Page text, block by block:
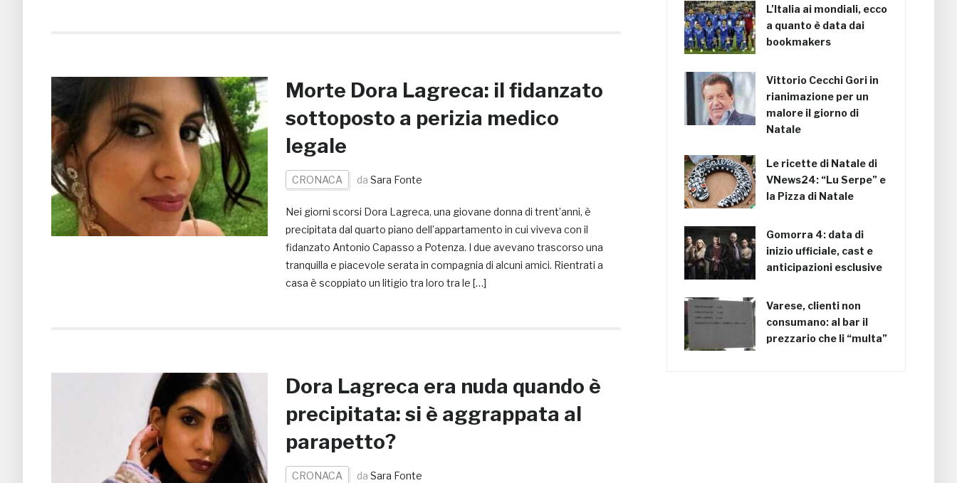
Morte Dora Lagreca: il fidanzato
sottoposto a perizia medico
legale
CRONACA da Sara Fonte
Nei giorni scorsi Dora Lagreca, una giovane donna di trent’anni, è
precipitata dal quarto piano dell’appartamento in cui viveva con il
fidanzato Antonio Capasso a Potenza. I due avevano trascorso una
tranquilla e piacevole serata in compagnia di alcuni amici. Rientrati a
casa è scoppiato un litigio tra loro tra le […]
Dora Lagreca era nuda quando è
precipitata: si è aggrappata al
parapetto?
CRONACA da Sara Fonte
L’Italia ai mondiali, ecco
a quanto è data dai
bookmakers
Vittorio Cecchi Gori in
rianimazione per un
malore il giorno di
Natale
Le ricette di Natale di
VNews24: “Lu Serpe” e
la Pizza di Natale
Gomorra 4: data di
inizio ufficiale, cast e
anticipazioni esclusive
Varese, clienti non
consumano: al bar il
prezzario che li “multa”